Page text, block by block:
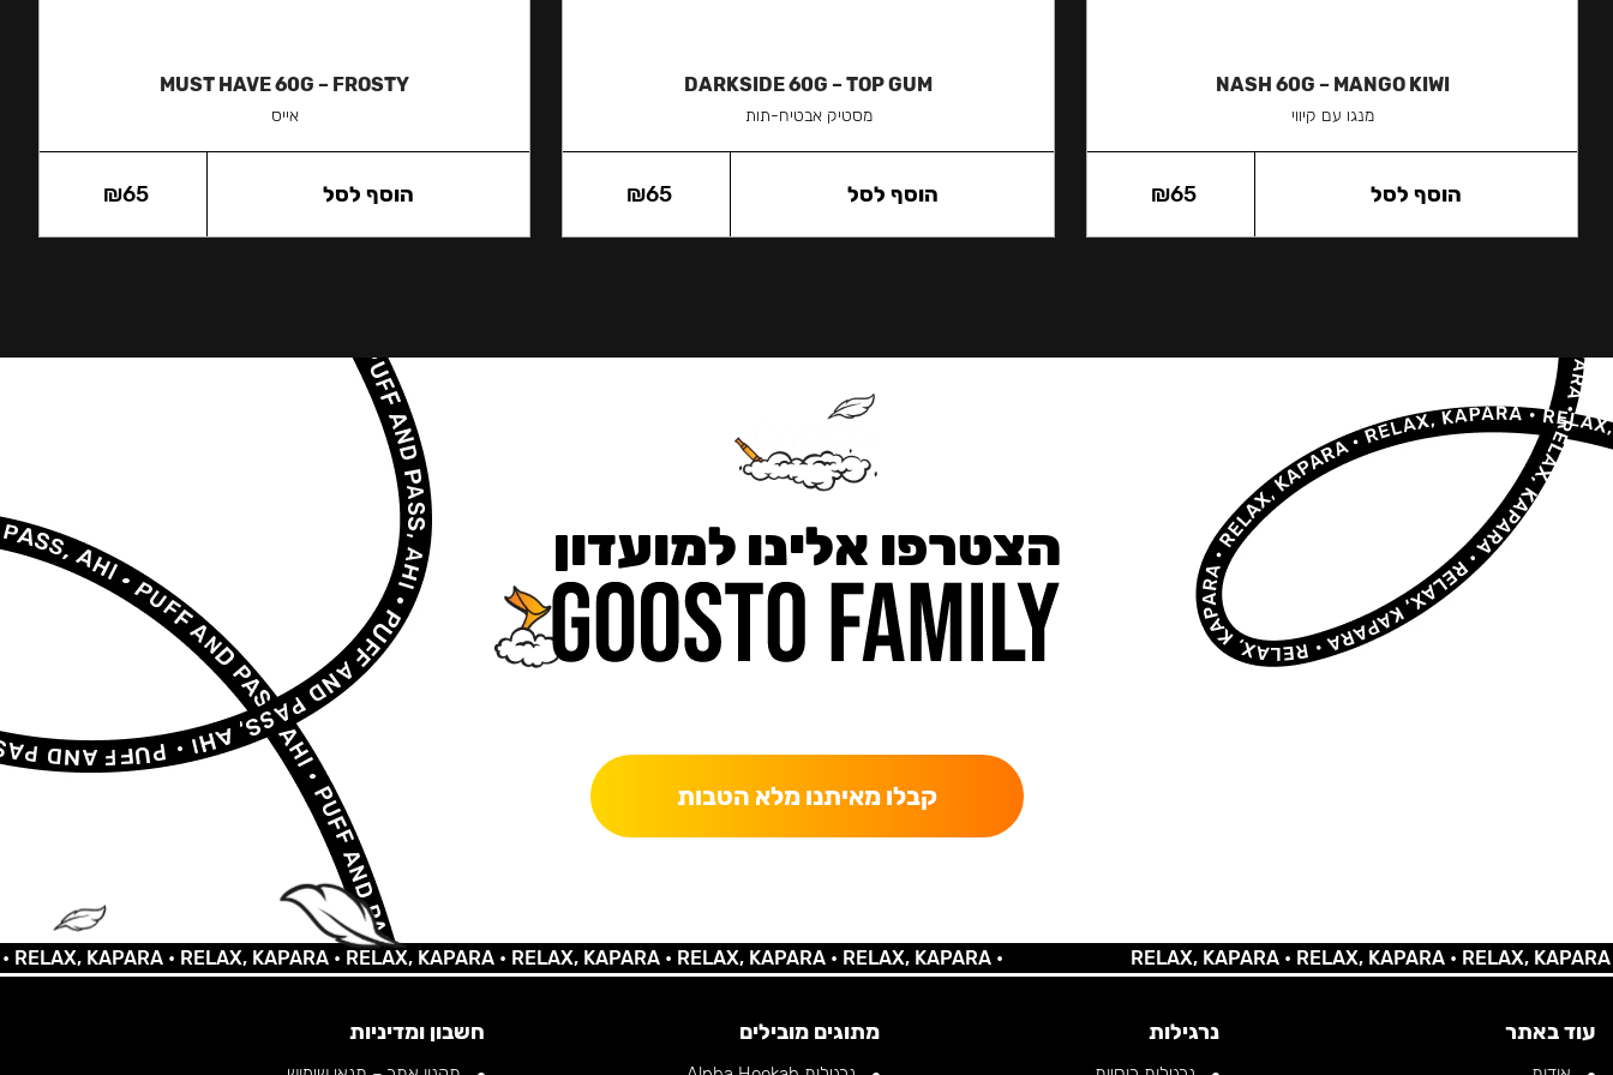
NASH 60G – MANGO KIWI
מנגו עם קיווי
₪65 הוסף לסל
DARKSIDE 60G – TOP GUM
מסטיק אבטיח-תות
₪65 הוסף לסל
MUST HAVE 60G – FROSTY
אייס
₪65 הוסף לסל
הצטרפו אלינו למועדון
קבלו מאיתנו מלא הטבות
KAPARA •RELAX, KAPARA •RELAX, KAPARA •RELAX, KAPARA •RELAX, KAPARA •RELAX, KAPARA • RELAX, KAPARA •RELAX, KAPARA •RELAX, KAPARA •
עוד באתר נרגילות מתוגים מובילים חשבון ומדיניות